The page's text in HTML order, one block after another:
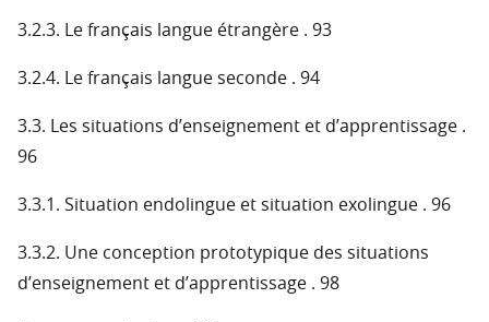
3.2.3. Le français langue étrangère . 93
3.2.4. Le français langue seconde . 94
3.3. Les situations d’enseignement et d’apprentissage .
96
3.3.1. Situation endolingue et situation exolingue . 96
3.3.2. Une conception prototypique des situations
d’enseignement et d’apprentissage . 98